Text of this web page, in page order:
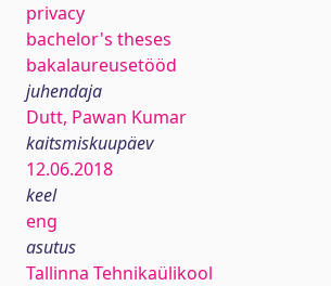
privacy
bachelor's theses
bakalaureusetööd
juhendaja
Dutt, Pawan Kumar
kaitsmiskuupäev
12.06.2018
keel
eng
asutus
Tallinna Tehnikaülikool